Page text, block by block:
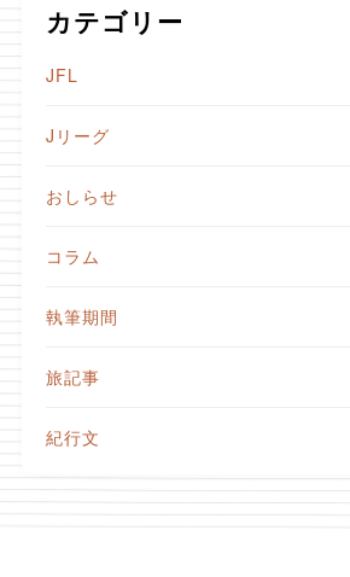
カテゴリー
JFL
Jリーグ
おしらせ
コラム
執筆期間
旅記事
紀行文